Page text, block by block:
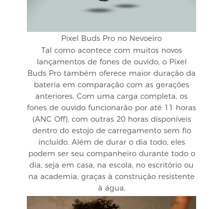
Pixel Buds Pro no Nevoeiro
Tal como acontece com muitos novos
lançamentos de fones de ouvido, o Pixel
Buds Pro também oferece maior duração da
bateria em comparação com as gerações
anteriores. Com uma carga completa, os
fones de ouvido funcionarão por até 11 horas
(ANC Off), com outras 20 horas disponíveis
dentro do estojo de carregamento sem fio
incluído. Além de durar o dia todo, eles
podem ser seu companheiro durante todo o
dia, seja em casa, na escola, no escritório ou
na academia, graças à construção resistente
à água.